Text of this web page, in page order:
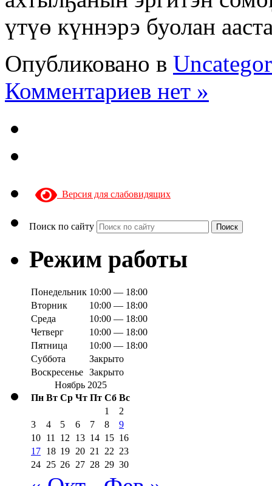
үтүө күннэрэ буолан
Опубликовано в
Комментариев нет »
Версия для слабовидящих
Поиск по сайту Поиск
Режим работы
Понедельник 10:00 — 18:00
Вторник
10:00 — 18:00
Среда
10:00 — 18:00
Четверг
10:00 — 18:00
Пятница
10:00 — 18:00
Суббота
Закрыто
Воскресенье Закрыто
Ноябрь 2025
Пн Вт Ср Чт Пт Сб Вс
1
2
3
4 5 6 7 8
9
10 11 12 13 14 15 16
17 18 19 20 21 22 23
24 25 26 27 28 29 30